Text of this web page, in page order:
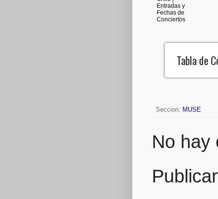
Entradas y
Fechas de
Conciertos
Tabla de
Seccion: MUSE
No hay